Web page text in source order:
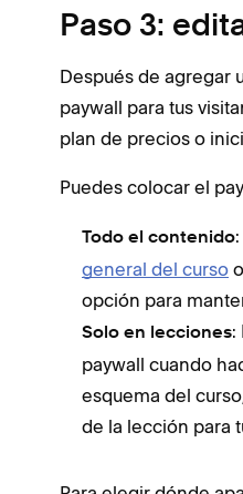
Paso 3:
Después de agregar
paywall para tus
plan de precios o
Puedes colocar el
Todo el contenido
general del curso
opción para
Solo en lecciones:
paywall cuando
esquema del
de la lección para